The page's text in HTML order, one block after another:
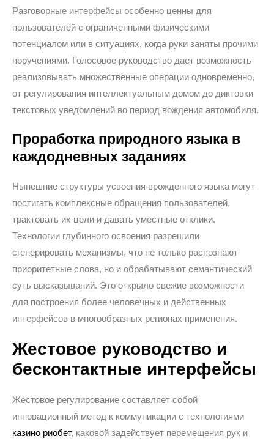
Разговорные интерфейсы особенно ценны для
пользователей с ограниченными физическими
потенциалом или в ситуациях, когда руки заняты прочими
поручениями. Голосовое руководство дает возможность
реализовывать множественные операции одновременно,
от регулирования интеллектуальным домом до диктовки
текстовых уведомлений во период вождения автомобиля.
Проработка природного языка в
каждодневных заданиях
Нынешние структуры усвоения врожденного языка могут
постигать комплексные обращения пользователей,
трактовать их цели и давать уместные отклики.
Технологии глубинного освоения разрешили
сгенерировать механизмы, что не только распознают
приоритетные слова, но и обрабатывают семантический
суть высказываний. Это открыло свежие возможности
для построения более человечных и действенных
интерфейсов в многообразных регионах применения.
Жестовое руководство и
бесконтактные интерфейсы
Жестовое регулирование составляет собой
инновационный метод к коммуникации с технологиями
казино риобет, каковой задействует перемещения рук и